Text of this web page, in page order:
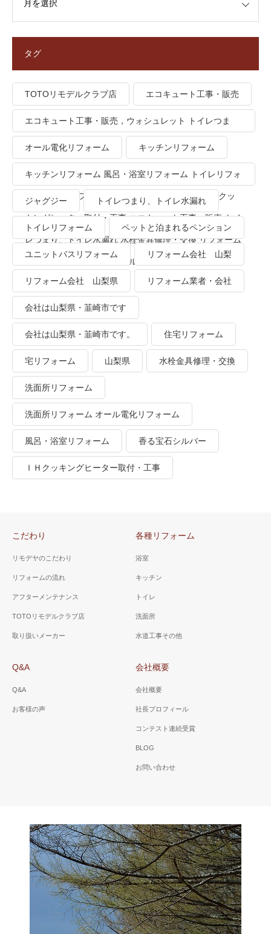
タグ
TOTOリモデルクラブ店 エコキュート工事・販売
エコキュート工事・販売，ウォシュレット トイレつま
り、トイレ水漏れ
オール電化リフォーム キッチンリフォーム
キッチンリフォーム 風呂・浴室リフォーム トイレリフォ
ーム 洗面所リフォーム オール電化リフォーム ＩＨクッ
キングヒーター取付・工事 エコキュート工事・販売 トイ
レつまり、トイレ水漏れ 水栓金具修理・交換 リフォーム
業者・会社 ＴＯＴＯリモデルクラブ
ジャグジー トイレつまり、トイレ水漏れ
トイレリフォーム ペットと泊まれるペンション
ユニットバスリフォーム リフォーム会社 山梨
リフォーム会社 山梨県 リフォーム業者・会社
会社は山梨県・韮崎市です
会社は山梨県・韮崎市です。 住宅リフォーム
宅リフォーム 山梨県 水栓金具修理・交換
洗面所リフォーム
洗面所リフォーム オール電化リフォーム
風呂・浴室リフォーム 香る宝石シルバー
ＩＨクッキングヒーター取付・工事
こだわり
リモデヤのこだわり
リフォームの流れ
アフターメンテナンス
TOTOリモデルクラブ店
取り扱いメーカー
各種リフォーム
浴室
キッチン
トイレ
洗面所
水道工事その他
Q&A
Q&A
お客様の声
会社概要
会社概要
社長プロフィール
コンテスト連続受賞
BLOG
お問い合わせ